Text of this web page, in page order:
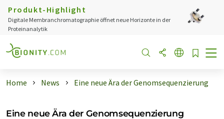
Produkt-Highlight
Digitale Membranchromatographie öffnet neue Horizonte in der
Proteinanalytik
Home News Eine neue Ära der Genomsequenzierung
Eine neue Ära der Genomsequenzierung